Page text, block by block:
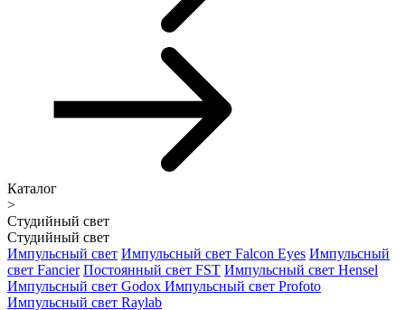
Каталог
>
Студийный свет
Студийный свет
Импульсный свет Импульсный свет Falcon Eyes Импульсный
свет Fancier Постоянный свет FST Импульсный свет Hensel
Импульсный свет Godox Импульсный свет Profoto
Импульсный свет Raylab